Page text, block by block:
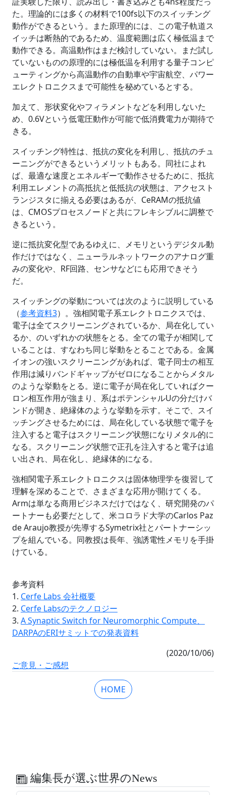
た。理論的には多くの材料で100fs以下のスイッチング
動作ができるという。また原理的には、この電子軌道ス
イッチは断熱的であるため、温度範囲は広く極低温まで
動作できる。高温動作はまだ検討していない。まだ試し
ていないものの原理的には極低温を利用する量子コンピ
ューティングから高温動作の自動車や宇宙航空、パワー
エレクトロニクスまで可能性を秘めているとする。
加えて、形状変化やフィラメントなどを利用しないた
め、0.6Vという低電圧動作が可能で低消費電力が期待で
きる。
スイッチング特性は、抵抗の変化を利用し、抵抗のチュ
ーニングができるというメリットもある。同社によれ
ば、最適な速度とエネルギーで動作させるために、抵抗
利用エレメントの高抵抗と低抵抗の状態は、アクセスト
ランジスタに揃える必要はあるが、CeRAMの抵抗値
は、CMOSプロセスノードと共にフレキシブルに調整で
きるという。
逆に抵抗変化型であるゆえに、メモリというデジタル動
作だけではなく、ニューラルネットワークのアナログ重
みの変化や、RF回路、センサなどにも応用できそう
だ。
スイッチングの挙動については次のように説明している
（参考資料3）。強相関電子系エレクトロニクスでは、
電子は全てスクリーニングされているか、局在化してい
るか、のいずれかの状態をとる。全ての電子が相関して
いることは、すなわち同じ挙動をとることである。金属
イオンの強いスクリーニングがあれば、電子同士の相互
作用は減りバンドギャップがゼロになることからメタル
のような挙動をとる。逆に電子が局在化していればクー
ロン相互作用が強まり、系はポテンシャルUの分だけバ
ンドが開き、絶縁体のような挙動を示す。そこで、スイ
ッチングさせるためには、局在化している状態で電子を
注入すると電子はスクリーニング状態になりメタル的に
なる。スクリーニング状態で正孔を注入すると電子は追
い出され、局在化し、絶縁体的になる。
強相関電子系エレクトロニクスは固体物理学を復習して
理解を深めることで、さまざまな応用が開けてくる。
Armは単なる商用ビジネスだけではなく、研究開発のパ
ートナーも必要だとして、米コロラド大学のCarlos Paz
de Araujo教授が先導するSymetrix社とパートナーシッ
プを組んでいる。同教授は長年、強誘電性メモリを手掛
けている。
参考資料
1. Cerfe Labs 会社概要
2. Cerfe Labsのテクノロジー
3. A Synaptic Switch for Neuromorphic Compute、
DARPAのERIサミットでの発表資料
(2020/10/06)
ご意見・ご感想
HOME
編集長が選ぶ世界のNews